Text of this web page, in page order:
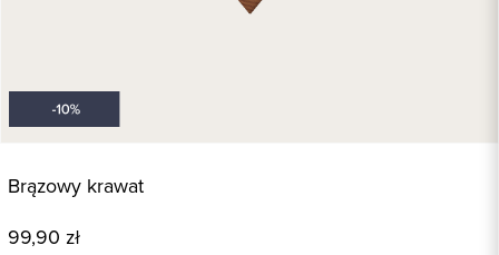
Brązowy krawat
99,90 zł